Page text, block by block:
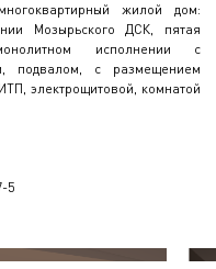
жилой дом:
Мозырьского ДСК, пятая
исполнении с
подвалом, с размещением
электрощитовой, комнатой
5